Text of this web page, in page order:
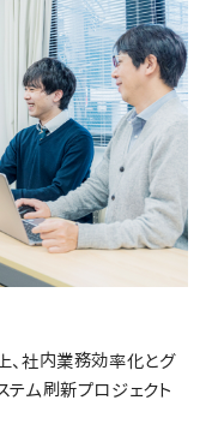
、社内業務効率化とグ
テム刷新プロジェクト